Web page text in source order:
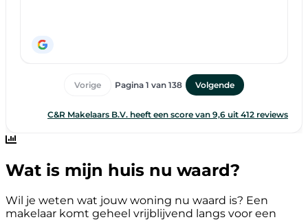
Wat is mijn huis nu waard?
Wil je weten wat jouw woning nu waard is? Een
makelaar komt geheel vrijblijvend langs voor een